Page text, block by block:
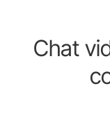
Chat